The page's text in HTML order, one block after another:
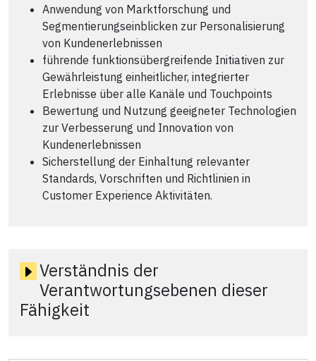
Anwendung von Marktforschung und
Segmentierungseinblicken zur Personalisierung
von Kundenerlebnissen
führende funktionsübergreifende Initiativen zur
Gewährleistung einheitlicher, integrierter
Erlebnisse über alle Kanäle und Touchpoints
Bewertung und Nutzung geeigneter Technologien
zur Verbesserung und Innovation von
Kundenerlebnissen
Sicherstellung der Einhaltung relevanter
Standards, Vorschriften und Richtlinien in
Customer Experience Aktivitäten.
Verständnis der
Verantwortungsebenen dieser
Fähigkeit